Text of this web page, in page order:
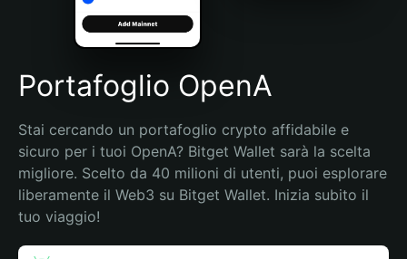
Português (Brasil)
Español (Argentina)
Portafoglio OpenA
Stai cercando un portafoglio crypto affidabile e
sicuro per i tuoi OpenA? Bitget Wallet sarà la scelta
migliore. Scelto da 40 milioni di utenti, puoi esplorare
liberamente il Web3 su Bitget Wallet. Inizia subito il
tuo viaggio!